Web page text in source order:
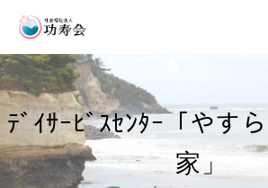
ﾃﾞｲｻｰﾋﾞｽｾﾝﾀｰ「やす
家」
お問い合わせ
社会福祉法人功寿会 松
鶴巣 桜の家